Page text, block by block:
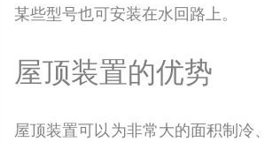
某些型号也可安装在水回路上。
屋顶装置的优势
屋顶装置可以为非常大的面积制冷